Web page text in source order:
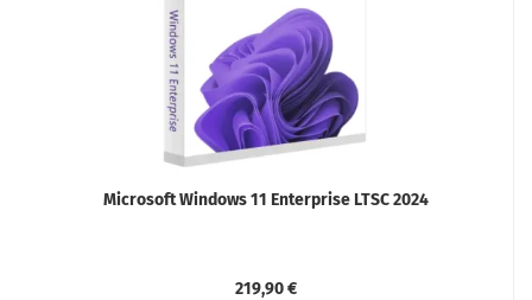
Microsoft Windows 11 Enterprise LTSC 2024
219,90 €